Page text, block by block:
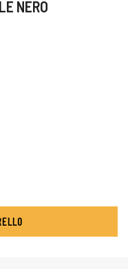
NERO